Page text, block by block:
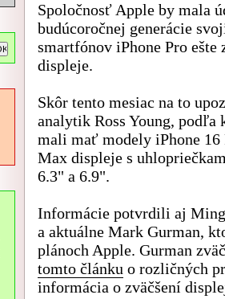
Spoločnosť Apple by mala
budúcoročnej generácie
smartfónov iPhone Pro
displeje.
Skôr tento mesiac na to
analytik Ross Young, podľa
mali mať modely iPhone 16
Max displeje s
6.3" a 6.9".
Informácie potvrdili aj
a aktuálne Mark Gurman,
plánoch Apple. Gurman
tomto článku o rozličných
informácia o zväčšení